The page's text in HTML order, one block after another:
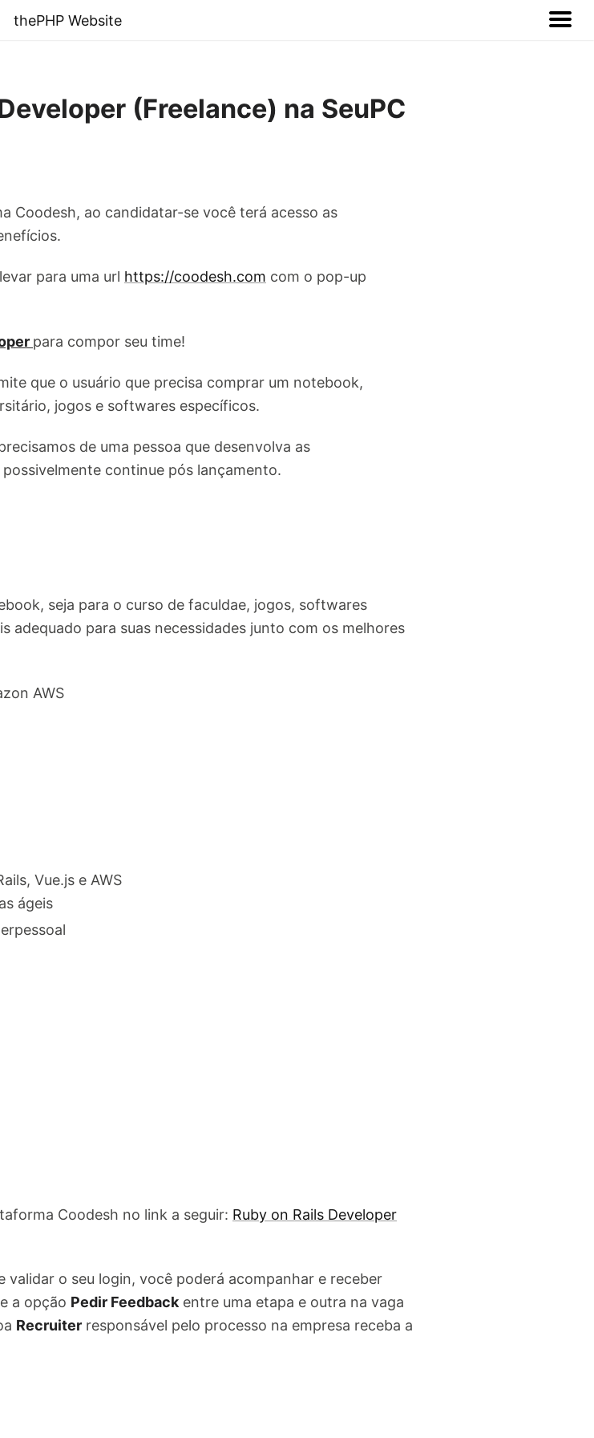
thePHP Website
(Freelance) na SeuPC
Coodesh, ao candidatar-se você terá acesso as
para uma url https://coodesh.com com o pop-up
para compor seu time!
que o usuário que precisa comprar um notebook,
jogos e softwares específicos.
de uma pessoa que desenvolva as
continue pós lançamento.
seja para o curso de faculdae, jogos, softwares
adequado para suas necessidades junto com os melhores
AWS
Vue.js e AWS
ágeis
Coodesh no link a seguir: Ruby on Rails Developer
o seu login, você poderá acompanhar e receber
a opção Pedir Feedbackentre uma etapa e outra na vaga
Recruiter responsável pelo processo na empresa receba a